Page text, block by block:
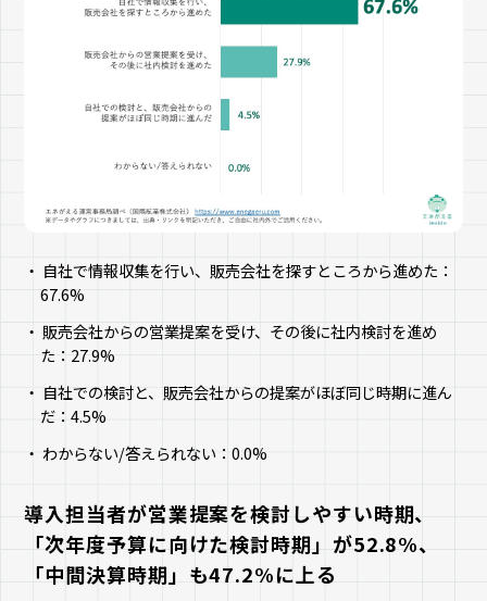
自社で情報収集を行い、販売会社を探すところから進めた：
67.6%
販売会社からの営業提案を受け、その後に社内検討を進め
た：27.9%
自社での検討と、販売会社からの提案がほぼ同じ時期に進ん
だ：4.5%
わからない/答えられない：0.0%
導入担当者が営業提案を検討しやすい時期、
「次年度予算に向けた検討時期」が52.8%、
「中間決算時期」も47.2%に上る